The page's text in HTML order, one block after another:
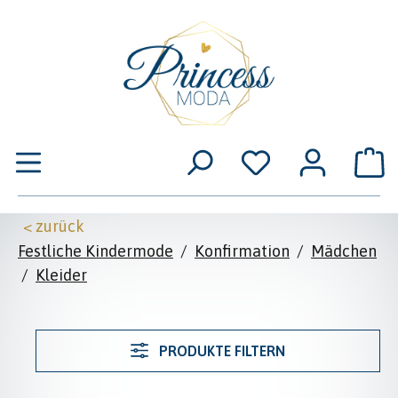
< zurück
Festliche Kindermode / Konfirmation / Mädchen
/ Kleider
PRODUKTE FILTERN